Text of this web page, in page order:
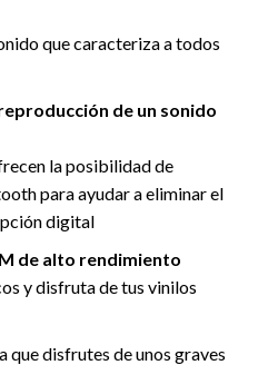
que caracteriza a todos
de un sonido
la posibilidad de
para ayudar a eliminar el
digital
de alto rendimiento
y disfruta de tus vinilos
que disfrutes de unos graves